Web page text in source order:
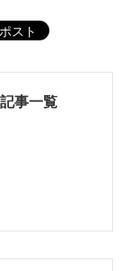
ポスト
事一覧